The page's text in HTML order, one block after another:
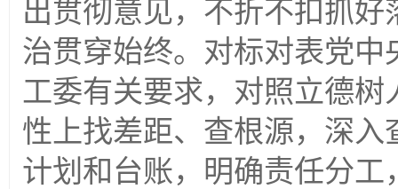
出贯彻意见，不折不扣抓
治贯穿始终。对标对表党
工委有关要求，对照立德
性上找差距、查根源，深
计划和台账，明确责任分